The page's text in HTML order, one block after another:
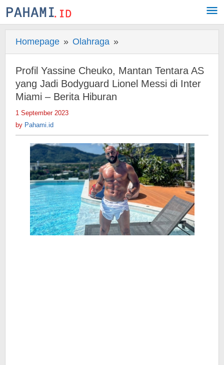
Skip
to
Homepage » Olahraga »
Yassine
Cheuko,
Mantan
Jadi
Bodyguard
Lionel
Messi
di
Inter
Miami
-
Profil Yassine Cheuko, Mantan Tentara AS
yang Jadi Bodyguard Lionel Messi di Inter
Miami – Berita Hiburan
1 September 2023
by Pahami.id